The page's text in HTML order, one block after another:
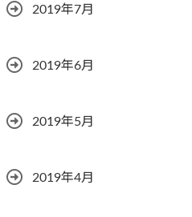
2019年7月
2019年6月
2019年5月
2019年4月